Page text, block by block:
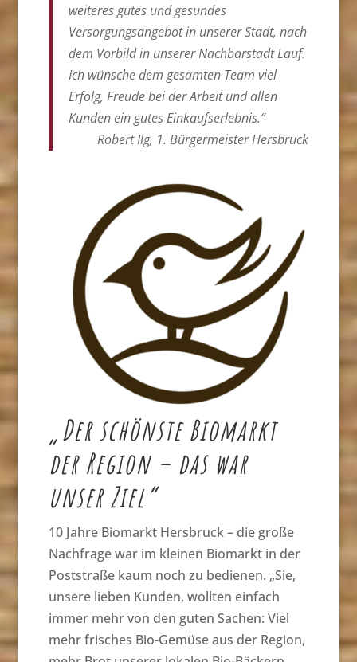
weiteres gutes und gesundes
Versorgungsangebot in unserer Stadt, nach
dem Vorbild in unserer Nachbarstadt Lauf.
Ich wünsche dem gesamten Team viel
Erfolg, Freude bei der Arbeit und allen
Kunden ein gutes Einkaufserlebnis.“
Robert Ilg, 1. Bürgermeister Hersbruck
„Der schönste Biomarkt
der Region – das war
unser Ziel“
10 Jahre Biomarkt Hersbruck – die große
Nachfrage war im kleinen Biomarkt in der
Poststraße kaum noch zu bedienen. „Sie,
unsere lieben Kunden, wollten einfach
immer mehr von den guten Sachen: Viel
mehr frisches Bio-Gemüse aus der Region,